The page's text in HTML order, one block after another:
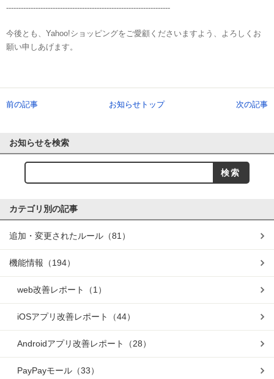
-------------------------------------------------------------------
今後とも、Yahoo!ショッピングをご愛顧くださいますよう、よろしくお
願い申しあげます。
前の記事 お知らせトップ 次の記事
お知らせを検索
カテゴリ別の記事
追加・変更されたルール （81）
機能情報 （194）
web改善レポート （1）
iOSアプリ改善レポート （44）
Androidアプリ改善レポート （28）
PayPayモール （33）